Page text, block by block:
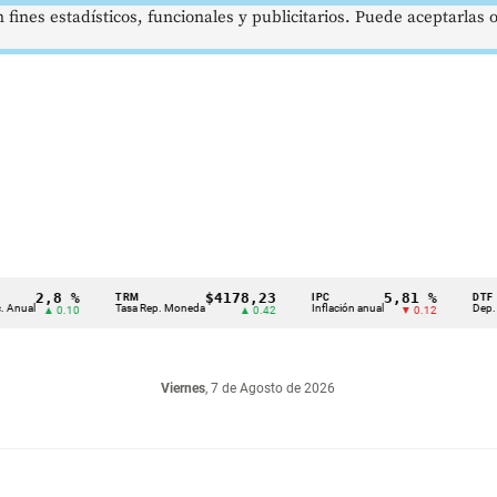
2,8 %
▲ 0.10 Tasa Rep. Moneda
$4178,23
▲ 0.42 Inflación anual
5,81 %
▼ 0.12 Dep.
Viernes, 7 de Agosto de 2026
estadísticos, funcionales y publicitarios. Puede aceptarlas